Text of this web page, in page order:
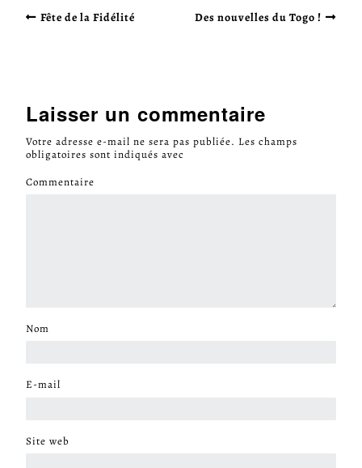
Fête de la Fidélité Des nouvelles du Togo !
Laisser un commentaire
Votre adresse e-mail ne sera pas publiée. Les champs
obligatoires sont indiqués avec
Commentaire
Nom
E-mail
Site web